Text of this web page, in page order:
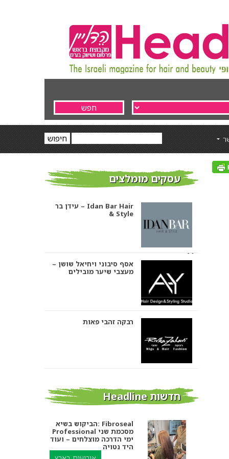
עסקים מומלצים
עידן בר – Idan Bar Hair
& Style
אסף סיבוני ויחיאל שושן –
מעצבי שיער מובילים
רבקה זהבי פאות
אורטל אדרי עיצוב שיער
חדשות Headline
הביקוש בשיא: Fibroseal
Professional מסכמת שני
ימי הדרכה מוצלחים – ועוד
היד נטויה